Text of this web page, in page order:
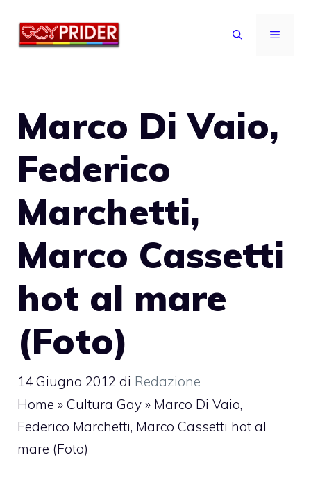
MENU
Marco Di Vaio,
Federico
Marchetti,
Marco Cassetti
hot al mare
(Foto)
14 Giugno 2012 di Redazione
Home » Cultura Gay » Marco Di Vaio,
Federico Marchetti, Marco Cassetti hot al
mare (Foto)